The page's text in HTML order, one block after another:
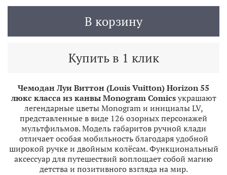
В корзину
Купить в 1 клик
Чемодан Луи Виттон (Louis Vuitton) Horizon 55
люкс класса из канвы Monogram Comicsукрашают
легендарные цветы Monogram и инициалы LV,
представленные в виде 126 озорных персонажей
мультфильмов. Модель габаритов ручной клади
отличает особая мобильность благодаря удобной
широкой ручке и двойным колёсам. Функциональный
аксессуар для путешествий воплощает собой магию
детства и позитивного взгляда на мир.